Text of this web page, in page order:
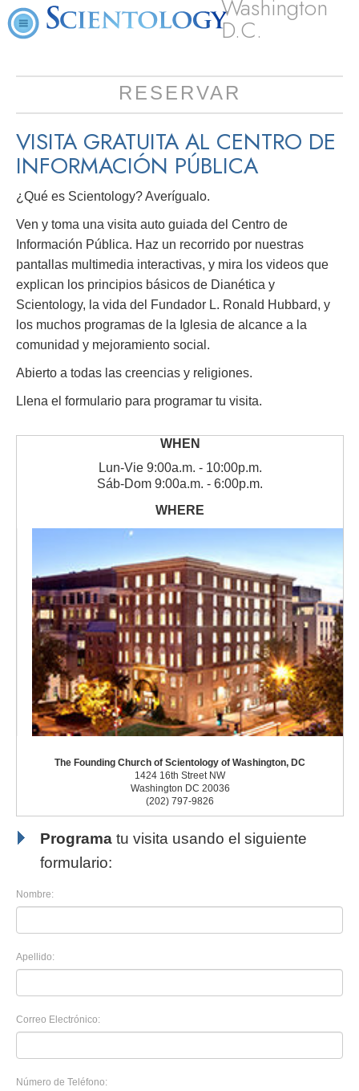
Washington
D.C.
RESERVAR
VISITA GRATUITA AL CENTRO DE
INFORMACIÓN PÚBLICA
¿Qué es Scientology? Averígualo.
Ven y toma una visita auto guiada del Centro de
Información Pública. Haz un recorrido por nuestras
pantallas multimedia interactivas, y mira los videos que
explican los principios básicos de Dianética y
Scientology, la vida del Fundador L. Ronald Hubbard, y
los muchos programas de la Iglesia de alcance a la
comunidad y mejoramiento social.
Abierto a todas las creencias y religiones.
Llena el formulario para programar tu visita.
Lun-Vie 9:00a.m. - 10:00p.m.
Sáb-Dom 9:00a.m. - 6:00p.m.
The Founding Church of Scientology of Washington, DC
1424 16th Street NW
Washington DC 20036
(202) 797-9826
Programa tu visita usando el siguiente
formulario:
Nombre:
Apellido:
Correo Electrónico:
Número de Teléfono: